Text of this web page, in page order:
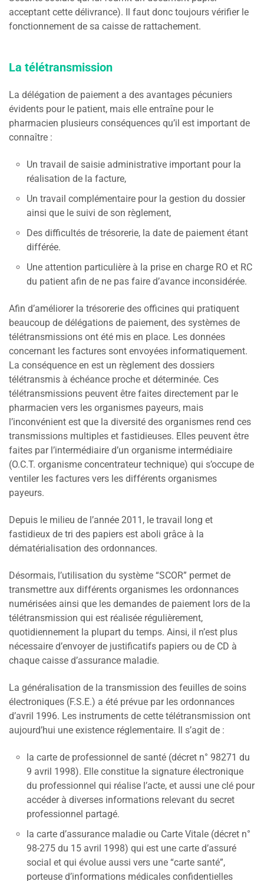
acceptant cette délivrance). Il faut donc toujours vérifier le
fonctionnement de sa caisse de rattachement.
La télétransmission
La délégation de paiement a des avantages pécuniers
évidents pour le patient, mais elle entraîne pour le
pharmacien plusieurs conséquences qu’il est important de
connaître :
Un travail de saisie administrative important pour la
réalisation de la facture,
Un travail complémentaire pour la gestion du dossier
ainsi que le suivi de son règlement,
Des difficultés de trésorerie, la date de paiement étant
différée.
Une attention particulière à la prise en charge RO et RC
du patient afin de ne pas faire d’avance inconsidérée.
Afin d’améliorer la trésorerie des officines qui pratiquent
beaucoup de délégations de paiement, des systèmes de
télétransmissions ont été mis en place. Les données
concernant les factures sont envoyées informatiquement.
La conséquence en est un règlement des dossiers
télétransmis à échéance proche et déterminée. Ces
télétransmissions peuvent être faites directement par le
pharmacien vers les organismes payeurs, mais
l’inconvénient est que la diversité des organismes rend ces
transmissions multiples et fastidieuses. Elles peuvent être
faites par l’intermédiaire d’un organisme intermédiaire
(O.C.T. organisme concentrateur technique) qui s’occupe de
ventiler les factures vers les différents organismes
payeurs.
Depuis le milieu de l’année 2011, le travail long et
fastidieux de tri des papiers est aboli grâce à la
dématérialisation des ordonnances.
Désormais, l’utilisation du système “SCOR” permet de
transmettre aux différents organismes les ordonnances
numérisées ainsi que les demandes de paiement lors de la
télétransmission qui est réalisée régulièrement,
quotidiennement la plupart du temps. Ainsi, il n’est plus
nécessaire d’envoyer de justificatifs papiers ou de CD à
chaque caisse d’assurance maladie.
La généralisation de la transmission des feuilles de soins
électroniques (F.S.E.) a été prévue par les ordonnances
d’avril 1996. Les instruments de cette télétransmission ont
aujourd’hui une existence réglementaire. Il s’agit de :
la carte de professionnel de santé (décret n° 98271 du
9 avril 1998). Elle constitue la signature électronique
du professionnel qui réalise l’acte, et aussi une clé pour
accéder à diverses informations relevant du secret
professionnel partagé.
la carte d’assurance maladie ou Carte Vitale (décret n°
98-275 du 15 avril 1998) qui est une carte d’assuré
social et qui évolue aussi vers une “carte santé”,
porteuse d’informations médicales confidentielles